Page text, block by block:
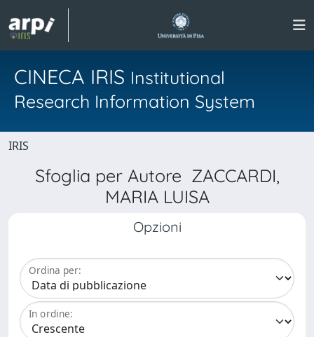
CINECA IRIS Institutional
Research Information System
IRIS
Sfoglia per Autore ZACCARDI,
MARIA LUISA
Opzioni
Ordina per:
In ordine: